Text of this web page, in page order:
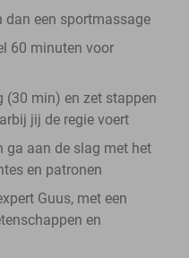
dan een sportmassage
60 minuten voor
(30 min) en zet stappen
jij de regie voert
ga aan de slag met het
en patronen
Guus, met een
en